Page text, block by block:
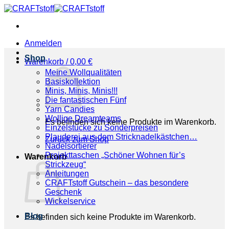
Zum
springen
Anmelden
Warenkorb /0,00 €
Es befinden sich keine Produkte im Warenkorb.
Zurück zum Shop
Warenkorb
Es befinden sich keine Produkte im Warenkorb.
Shop
Meine Wollqualitäten
Basiskollektion
Minis, Minis, Minis!!!
Die fantastischen Fünf
Yarn Candies
Wollige Dreamteams
Einzelstücke zu Sonderpreisen
Plauderei aus dem Stricknadelkästchen…
Nadelsortierer
Projekttaschen „Schöner Wohnen für’s
Strickzeug“
Anleitungen
CRAFTstoff Gutschein – das besondere
Geschenk
Wickelservice
Blog